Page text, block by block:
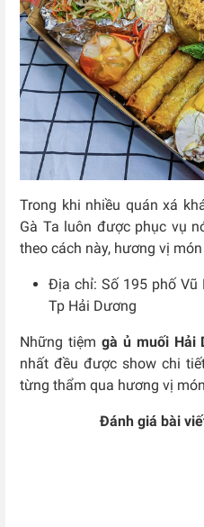
Trong khi nhiều quán xá
Gà Ta luôn được phục vụ
theo cách này, hương vị
Địa chỉ: Số 195 phố Vũ
Tp Hải Dương
Những tiệm gà ủ muối Hải
nhất đều được show chi
từng thẩm qua hương vị
Đánh giá bài